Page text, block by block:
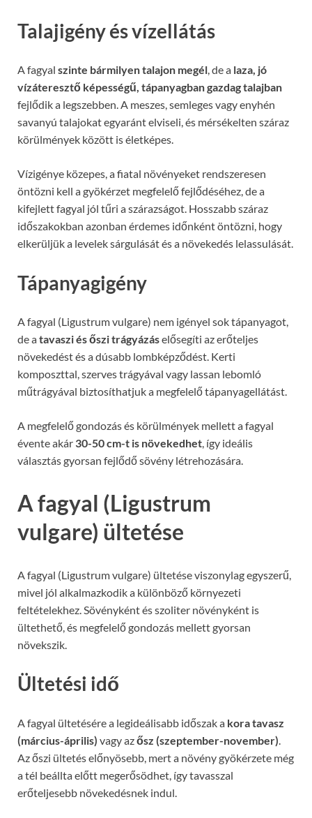
Talajigény és vízellátás
A fagyal szinte bármilyen talajon megél, de a laza, jó
vízáteresztő képességű, tápanyagban gazdag talajban
fejlődik a legszebben. A meszes, semleges vagy enyhén
savanyú talajokat egyaránt elviseli, és mérsékelten száraz
körülmények között is életképes.
Vízigénye közepes, a fiatal növényeket rendszeresen
öntözni kell a gyökérzet megfelelő fejlődéséhez, de a
kifejlett fagyal jól tűri a szárazságot. Hosszabb száraz
időszakokban azonban érdemes időnként öntözni, hogy
elkerüljük a levelek sárgulását és a növekedés lelassulását.
Tápanyagigény
A fagyal (Ligustrum vulgare) nem igényel sok tápanyagot,
de atavaszi és őszi trágyázáselősegíti az erőteljes
növekedést és a dúsabb lombképződést. Kerti
komposzttal, szerves trágyával vagy lassan lebomló
műtrágyával biztosíthatjuk a megfelelő tápanyagellátást.
A megfelelő gondozás és körülmények mellett a fagyal
évente akár 30-50 cm-t is növekedhet , így ideális
választás gyorsan fejlődő sövény létrehozására.
A fagyal (Ligustrum
vulgare) ültetése
A fagyal (Ligustrum vulgare) ültetése viszonylag egyszerű,
mivel jól alkalmazkodik a különböző környezeti
feltételekhez. Sövényként és szoliter növényként is
ültethető, és megfelelő gondozás mellett gyorsan
növekszik.
Ültetési idő
A fagyal ültetésére a legideálisabb időszak a kora tavasz
(március-április) vagy azősz (szeptember-november)
Az őszi ültetés előnyösebb, mert a növény gyökérzete még
a tél beállta előtt megerősödhet, így tavasszal
erőteljesebb növekedésnek indul.